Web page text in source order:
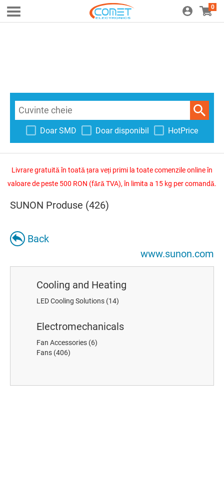
0
Doar SMD Doar disponibil HotPrice
Livrare gratuită în toată țara veți primi la toate comenzile online în
valoare de peste 500 RON (fără TVA), în limita a 15 kg per comandă.
SUNON Produse (426)
Back
www.sunon.com
Cooling and Heating
LED Cooling Solutions (14)
Electromechanicals
Fan Accessories (6)
Fans (406)